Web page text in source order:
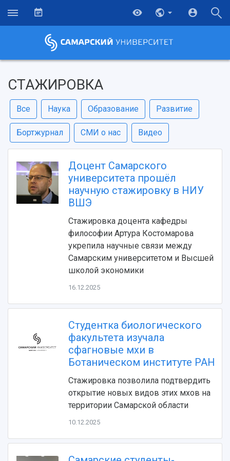
Об университете
Руководство
Наблюдательный совет
Ученый совет
Ректорат
Новости
Главные новости
Объявления
СМИ об университете
Пресс-центр
Газета "Полет"
Образование
Почему я выбираю Самарский университет?
Бакалавриат и специалитет
Магистратура
Аспирантура
Формы обучения
Научно-исследовательская деятельность
Основные научные направления
Диссертационные советы
Подготовка научных кадров
Конкурс на замещение должностей научных
Научные проекты и темы
СТАЖИРОВКА
Все Наука Образование Развитие
Бортжурнал СМИ о нас Видео
Доцент Самарского
университета прошёл
научную стажировку в НИУ
ВШЭ
Стажировка доцента кафедры
философии Артура Костомарова
укрепила научные связи между
Самарским университетом и Высшей
школой экономики
16.12.2025
Студентка биологического
факультета изучала
сфагновые мхи в
Ботаническом институте РАН
Стажировка позволила подтвердить
открытие новых видов этих мхов на
территории Самарской области
10.12.2025